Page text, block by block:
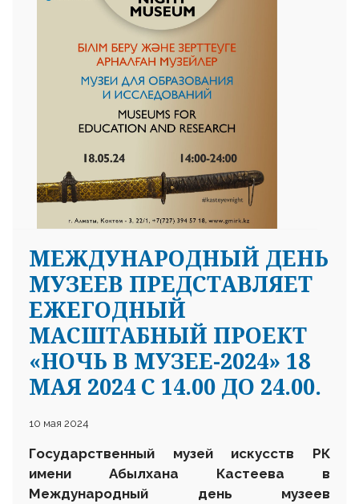
МЕЖДУНАРОДНЫЙ ДЕНЬ
МУЗЕЕВ ПРЕДСТАВЛЯЕТ
ЕЖЕГОДНЫЙ
МАСШТАБНЫЙ ПРОЕКТ
«НОЧЬ В МУЗЕЕ-2024» 18
МАЯ 2024 С 14.00 ДО 24.00.
10 мая 2024
Государственный музей искусств РК
имени Абылхана Кастеева в
Международный день музеев